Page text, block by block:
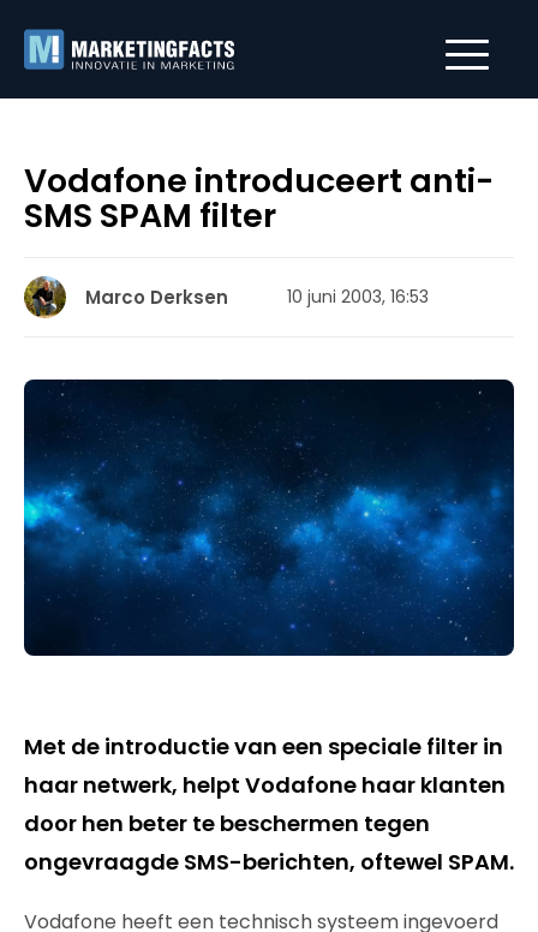
Vodafone introduceert anti-
SMS SPAM filter
Marco Derksen 10 juni 2003, 16:53
Met de introductie van een speciale filter in
haar netwerk, helpt Vodafone haar klanten
door hen beter te beschermen tegen
ongevraagde SMS-berichten, oftewel SPAM.
Vodafone heeft een technisch systeem ingevoerd